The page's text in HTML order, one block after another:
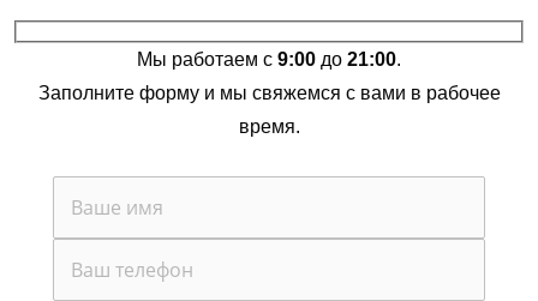
Мы работаем с 9:00 до 21:00.
Заполните форму и мы свяжемся с вами в рабочее
время.